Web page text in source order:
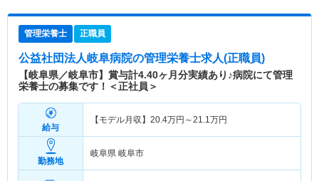
管理栄養士 正職員
公益社団法人岐阜病院の管理栄養士求人(正職員)
【岐阜県／岐阜市】賞与計4.40ヶ月分実績あり♪病院にて管理
栄養士の募集です！＜正社員＞
給与
【モデル月収】 20.4万円～21.1万円
勤務地
岐阜県 岐阜市